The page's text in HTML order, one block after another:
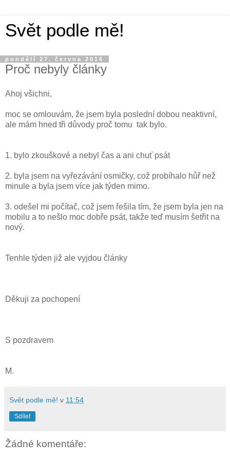
Svět podle mě!
pondělí 27. června 2016
Proč nebyly články
Ahoj všichni,
moc se omlouvám, že jsem byla poslední dobou neaktivní,
ale mám hned tři důvody proč tomu tak bylo.
1. bylo zkouškové a nebyl čas a ani chuť psát
2. byla jsem na vyřezávání osmičky, což probíhalo hůř než
minule a byla jsem více jak týden mimo.
3. odešel mi počítač, což jsem řešila tím, že jsem byla jen na
mobilu a to nešlo moc dobře psát, takže teď musím šetřit na
nový.
Tenhle týden již ale vyjdou články
Děkuji za pochopení
S pozdravem
M.
Svět podle mě! v 11:54
Sdílet
Žádné komentáře: